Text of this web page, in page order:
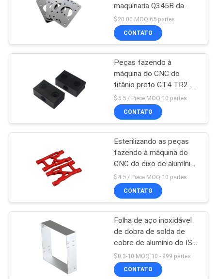
SITE
POLÍTICA
PRIVACIDADE
maquinaria Q345B da
peça sobresselente do
carro
$20.00 MOQ:65 partes
CONTATO
Peças fazendo à
máquina do CNC do
titânio preto GT4 TR2 do
congelador de
refrigerador
$5.5 / Piece MOQ:10 partes
CONTATO
Esterilizando as peças
fazendo à máquina do
CNC do eixo de alumínio
de aço 244*120mm do
armário
$4.5 / Piece MOQ:10 partes
CONTATO
Folha de aço inoxidável
de dobra de solda de
cobre de alumínio do ISO
2768
$0.3-10 MOQ:10 - 999 partes
CONTATO